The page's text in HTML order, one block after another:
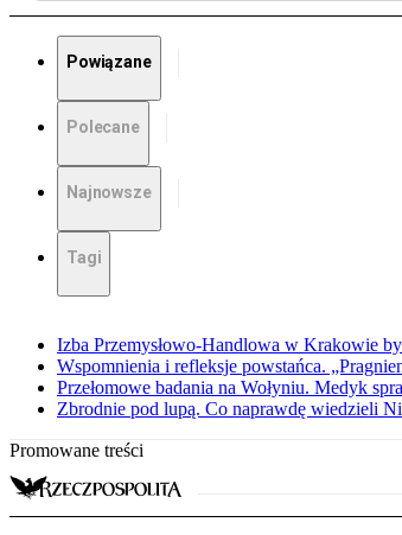
Powiązane
Polecane
Najnowsze
Tagi
Izba Przemysłowo-Handlowa w Krakowie
Wspomnienia i refleksje powstańca.
Przełomowe badania na Wołyniu. Medyk
Zbrodnie pod lupą. Co naprawdę wiedzieli
Promowane treści